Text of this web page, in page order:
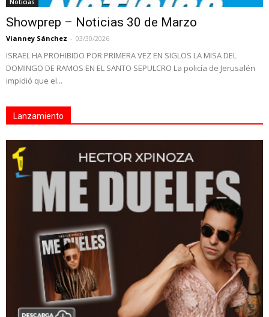
Noticias
Showprep – Noticias 30 de Marzo
Vianney Sánchez - 03/30/2026
ISRAEL HA PROHIBIDO POR PRIMERA VEZ EN SIGLOS LA MISA DEL
DOMINGO DE RAMOS EN EL SANTO SEPULCRO La policía de Jerusalén
impidió que el...
Lanzamiento